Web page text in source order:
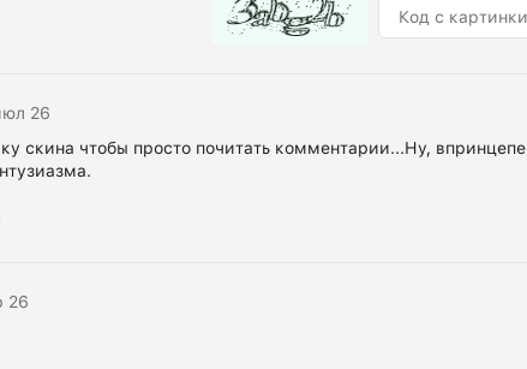
26
скина чтобы просто почитать комментарии...Ну, впринцепе
26